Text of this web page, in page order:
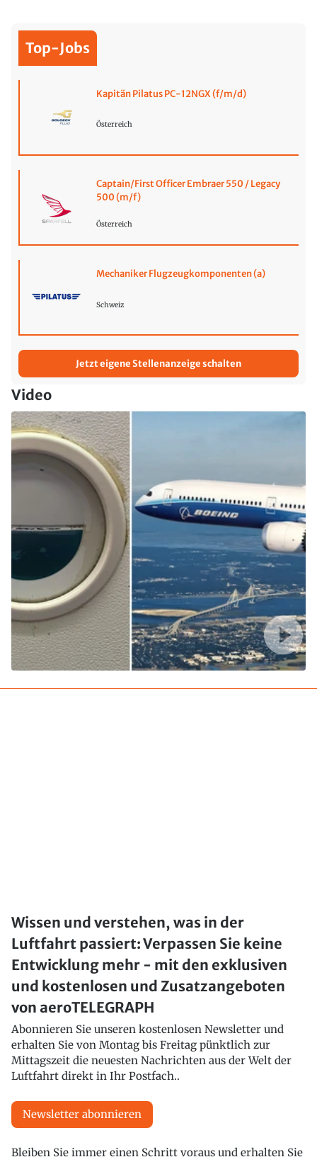
Top-Jobs
Kapitän Pilatus PC-12NGX (f/m/d)
Österreich
Captain/First Officer Embraer 550 / Legacy
500 (m/f)
Österreich
Mechaniker Flugzeugkomponenten (a)
Schweiz
Jetzt eigene Stellenanzeige schalten
Video
Wissen und verstehen, was in der
Luftfahrt passiert: Verpassen Sie keine
Entwicklung mehr - mit den exklusiven
und kostenlosen und Zusatzangeboten
von aeroTELEGRAPH
Abonnieren Sie unseren kostenlosen Newsletter und
erhalten Sie von Montag bis Freitag pünktlich zur
Mittagszeit die neuesten Nachrichten aus der Welt der
Luftfahrt direkt in Ihr Postfach..
Newsletter abonnieren
Bleiben Sie immer einen Schritt voraus und erhalten Sie